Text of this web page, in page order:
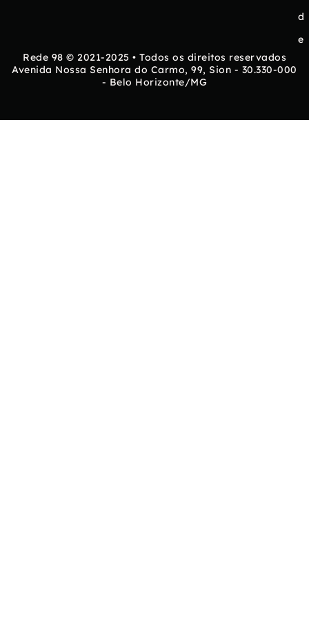
d
e
Rede 98 © 2021-2025 • Todos os direitos reservados
Avenida Nossa Senhora do Carmo, 99, Sion - 30.330-000
- Belo Horizonte/MG